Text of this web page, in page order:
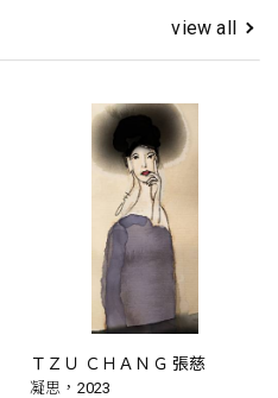
view all
ＴＺＵ ＣＨＡＮＧ 張慈
凝思，2023